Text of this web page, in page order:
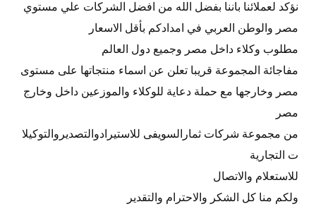
نؤكد لعملائنا باننا بفضل الله من افضل الشركات علي مستوي
مصر والوطن العربي في امدادكم بأقل الاسعار
مطلوب وكلاء داخل مصر وجميع دول العالم
مفاجائة المجموعة قريبا تعلن عن اسماء منتجاتها على مستوى
مصر وخارجها مع حملة دعاية للوكلاء والموزعين داخل وخارج
مصر
من مجموعة شركات ثمارالسويفى للاستيرادوالتصديروالتوكيلا
ت التجارية
للاستعلام والاتصال
ولكم منا كل الشكر والاحترام والتقدير